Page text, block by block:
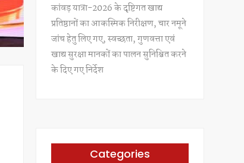
कांवड़ यात्रा-2026 के दृष्टिगत खाद्य
प्रतिष्ठानों का आकस्मिक निरीक्षण, चार नमूने
जांच हेतु लिए गए, स्वच्छता, गुणवत्ता एवं
खाद्य सुरक्षा मानकों का पालन सुनिश्चित करने
के दिए गए निर्देश
Categories